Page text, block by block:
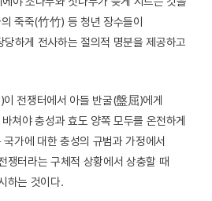
죽죽(竹竹) 등 청년 장수들이
하게 전사하는 절의적 명분을 제공하고
전쟁터에서 아들 반굴(盤屈)에게
쳐야 충성과 효도 양쪽 모두를 온전하게
가에 대한 충성의 규범과 가정에서
쟁터라는 구체적 상황에서 상충할 때
하는 것이다.